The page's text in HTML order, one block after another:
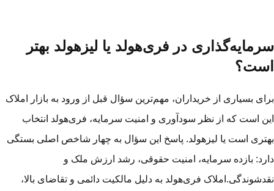
در فری‌هولد یا لیزهولد بهتر
بسیاری از خریداران، مهم‌ترین سؤال قبل از ورود به بازار املاک
است که از نظر سودآوری و امنیت سرمایه، فری‌هولد انتخاب
است یا لیزهولد. پاسخ این سؤال به چهار شاخص اصلی بستگی
بازده سرمایه، امنیت حقوقی، رشد ارزش ملک و
فری‌هولد به دلیل مالکیت دائمی و تقاضای بالا،